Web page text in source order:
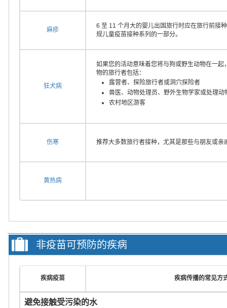
麻疹
6 至 11 个月大的婴儿出国旅行时应在旅行前接
规儿童疫苗接种系列的一部分。
狂犬病
如果您的活动意味着您将与狗或野生动物在一
物的旅行者包括：
露营者、探险旅行者或洞穴探险者
兽医、动物处理员、野外生物学家或处理
农村地区游客
伤寒 推荐大多数旅行者接种，尤其是那些与朋友或
黄热病
非疫苗可预防的疾病
疾病疫苗 疾病传播的常见方
避免接触受污染的水